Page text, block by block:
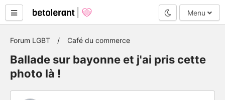
Mode nuit
Menu
Forum LGBT Café du commerce
Ballade sur bayonne et j'ai pris cette
photo là !